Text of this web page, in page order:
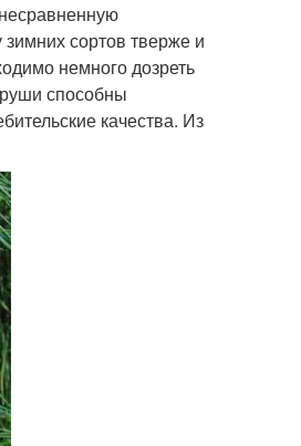
сортов тверже и
немного дозреть
способны
качества. Из